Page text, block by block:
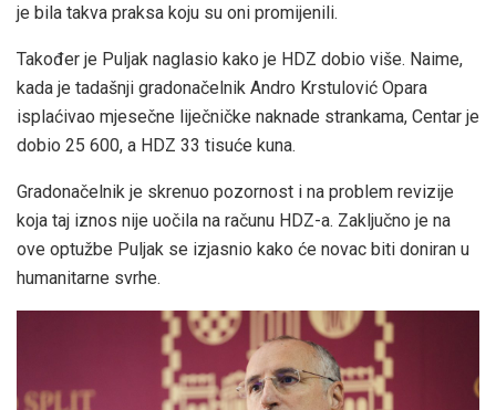
je bila takva praksa koju su oni promijenili.
Također je Puljak naglasio kako je HDZ dobio više. Naime,
kada je tadašnji gradonačelnik Andro Krstulović Opara
isplaćivao mjesečne liječničke naknade strankama, Centar je
dobio 25 600, a HDZ 33 tisuće kuna.
Gradonačelnik je skrenuo pozornost i na problem revizije
koja taj iznos nije uočila na računu HDZ-a. Zaključno je na
ove optužbe Puljak se izjasnio kako će novac biti doniran u
humanitarne svrhe.